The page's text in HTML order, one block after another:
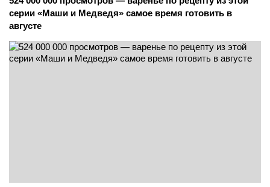
серии «Маши и Медведя» самое время готовить в
августе